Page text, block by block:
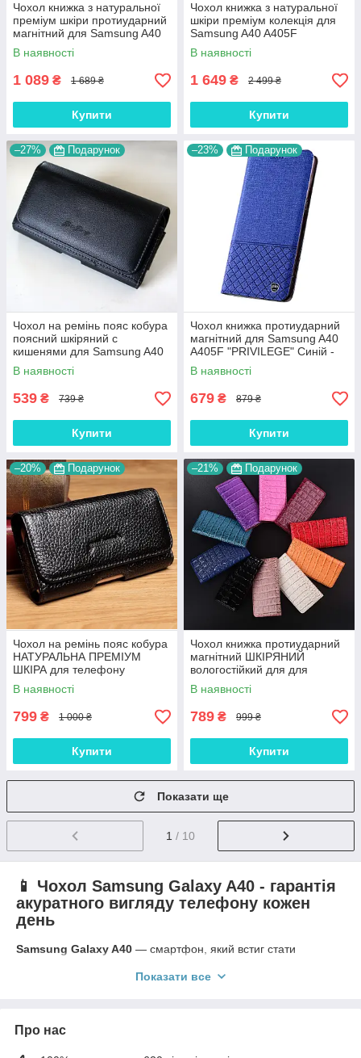
Чохол книжка з натуральної
преміум шкіри протиударний
магнітний для Samsung A40
A405F "CROCODILE"
В наявності
1 089 ₴ 1 689 ₴
Купити
Чохол книжка з натуральної
шкіри преміум колекція для
Samsung A40 A405F
"SIGNATURE"
В наявності
1 649 ₴ 2 499 ₴
Купити
–27% Подарунок
Чохол на ремінь пояс кобура
поясний шкіряний c
кишенями для Samsung A40
A405F "RAMOS"
В наявності
539 ₴ 739 ₴
Купити
–23% Подарунок
Чохол книжка протиударний
магнітний для Samsung A40
A405F "PRIVILEGE" Синій -
№1
В наявності
679 ₴ 879 ₴
Купити
–20% Подарунок
Чохол на ремінь пояс кобура
НАТУРАЛЬНА ПРЕМІУМ
ШКІРА для телефону
Samsung A40 A405F
"FLOTAR"
В наявності
799 ₴ 1 000 ₴
Купити
–21% Подарунок
Чохол книжка протиударний
магнітний ШКІРЯНИЙ
вологостійкий для для
Samsung A40 A405F "LUXON"
В наявності
789 ₴ 999 ₴
Купити
Показати ще
1 / 10
📱 Чохол Samsung Galaxy A40 - гарантія
акуратного вигляду телефону кожен
день
Samsung Galaxy A40 — смартфон, який встиг стати
дисплею та впевненій роботі. Цей гаджет чудово
легко дряпається за будь-якого необережного руху.
Показати все
Про нас